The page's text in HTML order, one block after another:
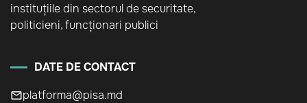
instituțiile din sectorul de securitate,
politicieni, funcționari publici
DATE DE CONTACT
platforma@pisa.md